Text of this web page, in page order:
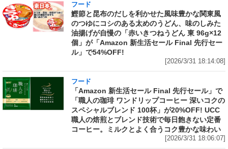
フード
鰹節と昆布のだしを利かせた風味豊かな関東風
のつゆにコシのある太めのうどん、味のしみた
油揚げが自慢の「赤いきつねうどん 東 96g×12
個」が「Amazon 新生活セール Final 先行セー
ル」で54%OFF!
[2026/3/31 18:14:08]
フード
「Amazon 新生活セール Final 先行セール」で
「職人の珈琲 ワンドリップコーヒー 深いコクの
スペシャルブレンド 100杯」が20%OFF! UCC
職人の焙煎とブレンド技術で毎日飽きない定番
コーヒー。ミルクとよく合うコク豊かな味わい
[2026/3/31 18:06:07]